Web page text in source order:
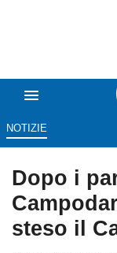
NOTIZIE
Dopo i
steso il